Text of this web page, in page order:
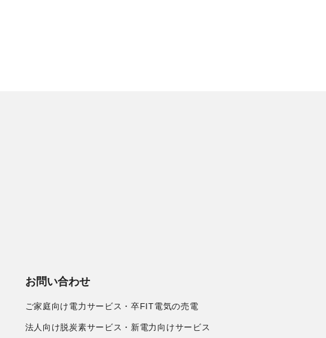
お問い合わせ
ご家庭向け電力サービス・卒FIT電気の売電
法人向け脱炭素サービス・新電力向けサービス